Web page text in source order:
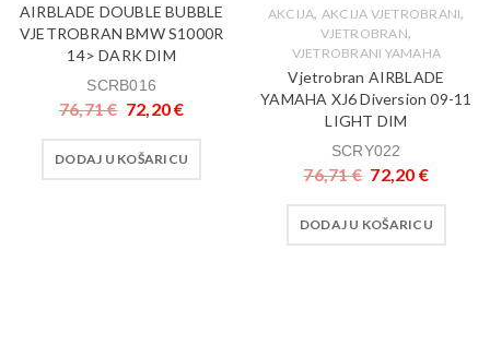
AIRBLADE DOUBLE BUBBLE
VJETROBRAN BMW S1000R
14> DARK DIM
SCRB016
76,71€ 72,20€
DODAJ U KOŠARICU
AKCIJA, AKCIJA VJETROBRANI,
VJETROBRAN,
VJETROBRANI YAMAHA
Vjetrobran AIRBLADE
YAMAHA XJ6 Diversion 09-11
LIGHT DIM
SCRY022
76,71€ 72,20 €
DODAJ U KOŠARICU